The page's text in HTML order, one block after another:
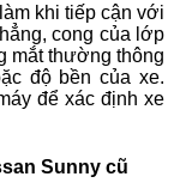
khi tiếp cận với
cong của lớp
mắt thường thông
độ bền của xe.
để xác định xe
Sunny cũ